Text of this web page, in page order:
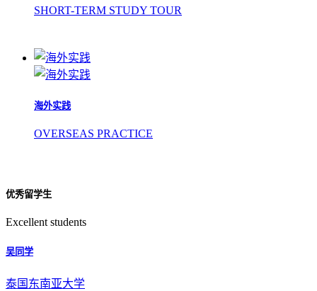
SHORT-TERM STUDY TOUR
海外实践
OVERSEAS PRACTICE
优秀留学生
Excellent students
吴同学
泰国东南亚大学